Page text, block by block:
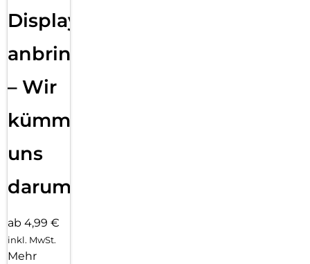
Displayfolie
anbringen
– Wir
kümmern
uns
darum!
ab 4,99 €
inkl. MwSt.
Mehr